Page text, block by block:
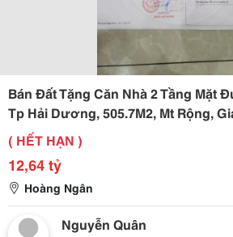
Bán Đất Tặng Căn Nhà 2 Tầng Mặt
Tp Hải Dương, 505.7M2, Mt Rộng,
( HẾT HẠN )
12,64 tỷ
Hoàng Ngân
Nguyễn Quân